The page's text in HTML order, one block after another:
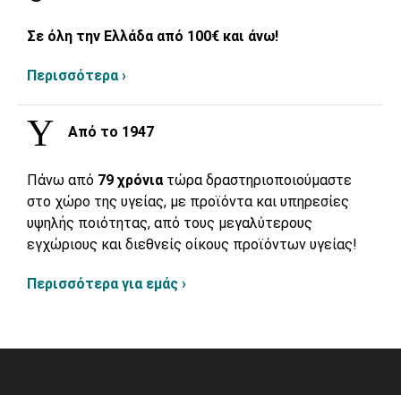
Σε όλη την Ελλάδα από 100€ και άνω!
Περισσότερα ›
Από το 1947
Πάνω από 79 χρόνια τώρα δραστηριοποιούμαστε
στο χώρο της υγείας, με προϊόντα και υπηρεσίες
υψηλής ποιότητας, από τους μεγαλύτερους
εγχώριους και διεθνείς οίκους προϊόντων υγείας!
Περισσότερα για εμάς ›